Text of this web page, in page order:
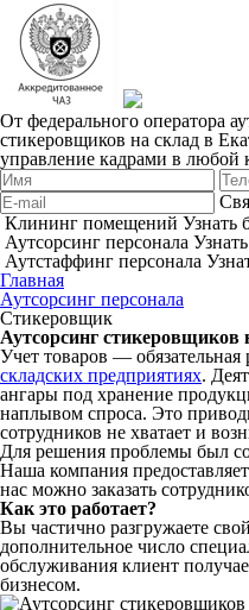
От федерального оператора
стикеровщиков на склад в
управление кадрами в любой
Клининг помещений Узнать
Аутсорсинг персонала
Аутстаффинг персонала
Главная
Аутсорсинг персонала
Стикеровщик
Аутсорсинг стикеровщиков
Учет товаров —
складских предприятиях.
ангары под хранение
наплывом спроса. Это
сотрудников не хватает и
Для решения проблемы был
Наша компания
нас можно заказать
Как это работает?
Вы частично разгружаете
дополнительное число
обслуживания клиент
бизнесом.